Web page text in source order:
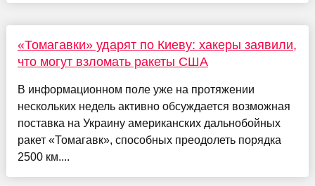
«Томагавки» ударят по Киеву: хакеры заявили,
что могут взломать ракеты США
В информационном поле уже на протяжении
нескольких недель активно обсуждается возможная
поставка на Украину американских дальнобойных
ракет «Томагавк», способных преодолеть порядка
2500 км....